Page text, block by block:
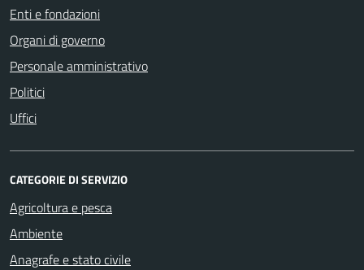
Enti e fondazioni
Organi di governo
Personale amministrativo
Politici
Uffici
CATEGORIE DI SERVIZIO
Agricoltura e pesca
Ambiente
Anagrafe e stato civile